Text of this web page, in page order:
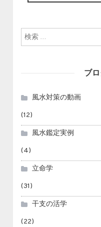
ブ
風水対策の動画
(12)
風水鑑定実例
(4)
立命学
(31)
干支の活学
(22)